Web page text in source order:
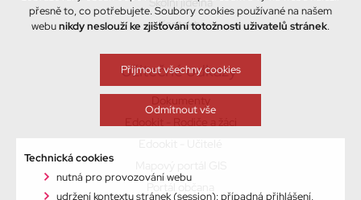
Kontakty
Užitečné odkazy
přesně to, co potřebujete. Soubory cookies používané na našem
webunikdy neslouží ke zjišťování totožnosti uživatelů stránek.
Přijmout všechny cookies
Odmítnout vše
Technická cookies
nutná pro provozování webu
udržení kontextu stránek (session): případná přihlášení,